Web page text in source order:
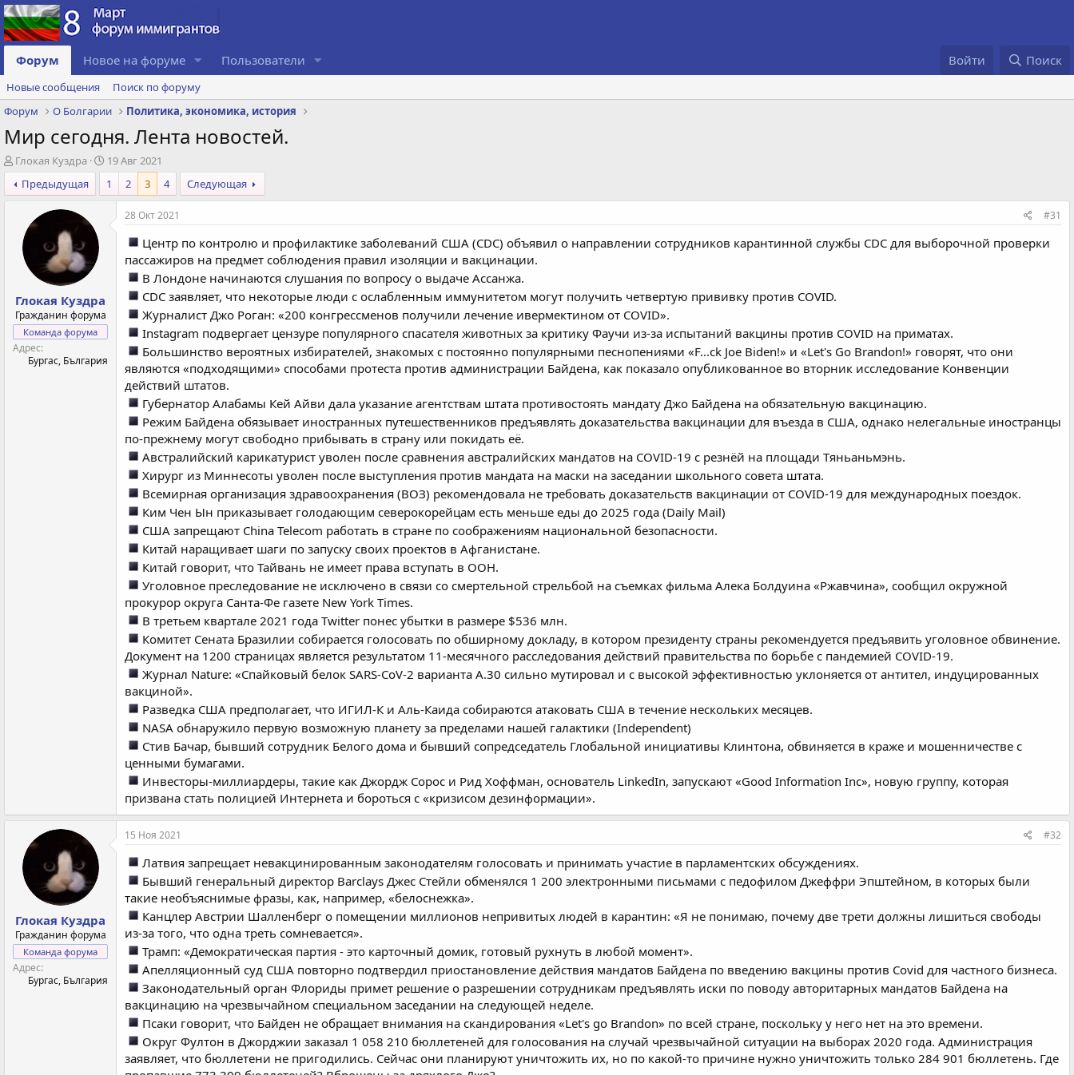
Форум Новое на форуме Пользователи Войти Поиск
Новые сообщения
Поиск по форуму
Форум
О Болгарии Политика, экономика, история
Мир сегодня. Лента новостей.
А
в
т
Глокая Куздра
Д
а
т
19 Авг 2021
Предыдущая
1 2 3 4 Следующая
Глокая Куздра
Гражданин форума
Команда форума
Адрес
Бургас, България
28 Окт 2021 #31
Центр по контролю и профилактике заболеваний США (CDC) объявил о направлении сотрудников карантинной службы CDC для выборочной проверки
пассажиров на предмет соблюдения правил изоляции и вакцинации.
В Лондоне начинаются слушания по вопросу о выдаче Ассанжа.
CDC заявляет, что некоторые люди с ослабленным иммунитетом могут получить четвертую прививку против COVID.
Журналист Джо Роган: «200 конгрессменов получили лечение ивермектином от COVID».
Instagram подвергает цензуре популярного спасателя животных за критику Фаучи из-за испытаний вакцины против COVID на приматах.
Большинство вероятных избирателей, знакомых с постоянно популярными песнопениями «F...ck Joe Biden!» и «Let's Go Brandon!» говорят, что они
являются «подходящими» способами протеста против администрации Байдена, как показало опубликованное во вторник исследование Конвенции
действий штатов.
Губернатор Алабамы Кей Айви дала указание агентствам штата противостоять мандату Джо Байдена на обязательную вакцинацию.
Режим Байдена обязывает иностранных путешественников предъявлять доказательства вакцинации для въезда в США, однако нелегальные иностранцы
по-прежнему могут свободно прибывать в страну или покидать её.
Австралийский карикатурист уволен после сравнения австралийских мандатов на COVID-19 с резнёй на площади Тяньаньмэнь.
Хирург из Миннесоты уволен после выступления против мандата на маски на заседании школьного совета штата.
Всемирная организация здравоохранения (ВОЗ) рекомендовала не требовать доказательств вакцинации от COVID-19 для международных поездок.
Ким Чен Ын приказывает голодающим северокорейцам есть меньше еды до 2025 года (Daily Mail)
США запрещают China Telecom работать в стране по соображениям национальной безопасности.
Китай наращивает шаги по запуску своих проектов в Афганистане.
Китай говорит, что Тайвань не имеет права вступать в ООН.
Уголовное преследование не исключено в связи со смертельной стрельбой на съемках фильма Алека Болдуина «Ржавчина», сообщил окружной
прокурор округа Санта-Фе газете New York Times.
В третьем квартале 2021 года Twitter понес убытки в размере $536 млн.
Комитет Сената Бразилии собирается голосовать по обширному докладу, в котором президенту страны рекомендуется предъявить уголовное обвинение.
Документ на 1200 страницах является результатом 11-месячного расследования действий правительства по борьбе с пандемией COVID-19.
Журнал Nature: «Спайковый белок SARS-CoV-2 варианта A.30 сильно мутировал и с высокой эффективностью уклоняется от антител, индуцированных
вакциной».
Разведка США предполагает, что ИГИЛ-К и Аль-Каида собираются атаковать США в течение нескольких месяцев.
NASA обнаружило первую возможную планету за пределами нашей галактики (Independent)
Стив Бачар, бывший сотрудник Белого дома и бывший сопредседатель Глобальной инициативы Клинтона, обвиняется в краже и мошенничестве с
ценными бумагами.
Инвесторы-миллиардеры, такие как Джордж Сорос и Рид Хоффман, основатель LinkedIn, запускают «Good Information Inc», новую группу, которая
призвана стать полицией Интернета и бороться с «кризисом дезинформации».
Глокая Куздра
Гражданин форума
Команда форума
Адрес
Бургас, България
15 Ноя 2021 #32
Латвия запрещает невакцинированным законодателям голосовать и принимать участие в парламентских обсуждениях.
Бывший генеральный директор Barclays Джес Стейли обменялся 1 200 электронными письмами с педофилом Джеффри Эпштейном, в которых были
такие необъяснимые фразы, как, например, «белоснежка».
Канцлер Австрии Шалленберг о помещении миллионов непривитых людей в карантин: «Я не понимаю, почему две трети должны лишиться свободы
из-за того, что одна треть сомневается».
Трамп: «Демократическая партия - это карточный домик, готовый рухнуть в любой момент».
Апелляционный суд США повторно подтвердил приостановление действия мандатов Байдена по введению вакцины против Covid для частного бизнеса.
Законодательный орган Флориды примет решение о разрешении сотрудникам предъявлять иски по поводу авторитарных мандатов Байдена на
вакцинацию на чрезвычайном специальном заседании на следующей неделе.
Псаки говорит, что Байден не обращает внимания на скандирования «Let's go Brandon» по всей стране, поскольку у него нет на это времени.
Округ Фултон в Джорджии заказал 1 058 210 бюллетеней для голосования на случай чрезвычайной ситуации на выборах 2020 года. Администрация
заявляет, что бюллетени не пригодились. Сейчас они планируют уничтожить их, но по какой-то причине нужно уничтожить только 284 901 бюллетень. Где